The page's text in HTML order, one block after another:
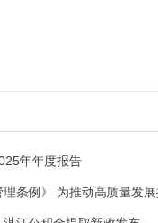
年年度报告
条例》 为推动高质量发